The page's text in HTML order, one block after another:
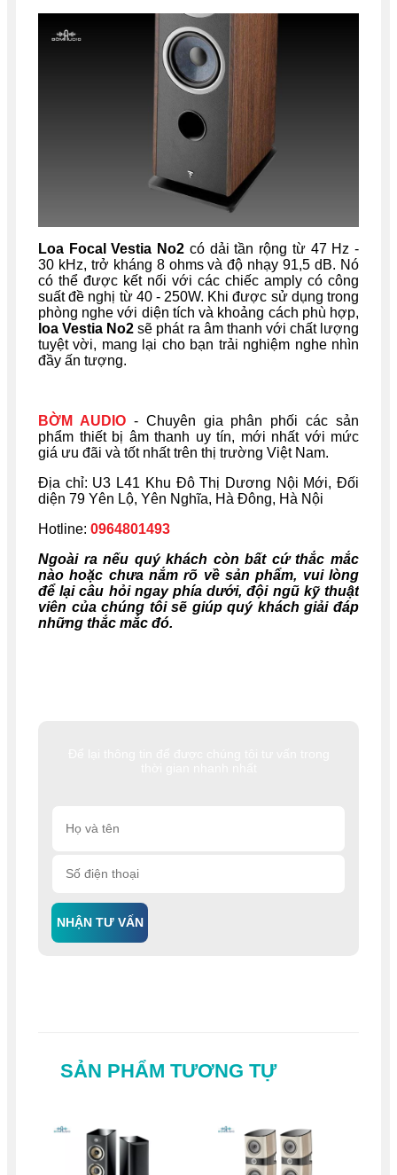
NHẬN TƯ VẤN
Loa Focal Vestia No2 có dải tần rộng từ 47 Hz -
30 kHz, trở kháng 8 ohms và độ nhạy 91,5 dB. Nó
có thể được kết nối với các chiếc amply có công
suất đề nghị từ 40 - 250W. Khi được sử dụng trong
phòng nghe với diện tích và khoảng cách phù hợp,
loa Vestia No2 sẽ phát ra âm thanh với chất lượng
tuyệt vời, mang lại cho bạn trải nghiệm nghe nhìn
đầy ấn tượng.
BỜM AUDIO- Chuyên gia phân phối các sản
phẩm thiết bị âm thanh uy tín, mới nhất với mức
giá ưu đãi và tốt nhất trên thị trường Việt Nam.
Địa chỉ: U3 L41 Khu Đô Thị Dương Nội Mới, Đối
diện 79 Yên Lộ, Yên Nghĩa, Hà Đông, Hà Nội
Hotline: 0964801493
Ngoài ra nếu quý khách còn bất cứ thắc mắc
nào hoặc chưa nắm rõ về sản phẩm, vui lòng
để lại câu hỏi ngay phía dưới, đội ngũ kỹ thuật
viên của chúng tôi sẽ giúp quý khách giải đáp
những thắc mắc đó.
SẢN PHẨM TƯƠNG TỰ